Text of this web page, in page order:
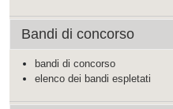
Bandi di concorso
bandi di concorso
elenco dei bandi espletati